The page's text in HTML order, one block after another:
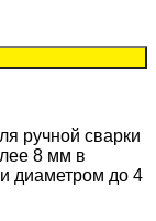
ручной сварки
8 мм в
диаметром до 4